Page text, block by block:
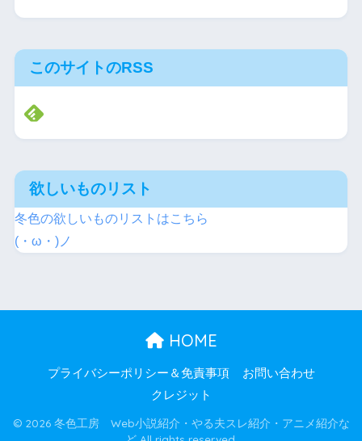
このサイトのRSS
欲しいものリスト
冬色の欲しいものリストはこちら
(・ω・)ノ
HOME
プライバシーポリシー＆免責事項
お問い合わせ
クレジット
© 2026 冬色工房 Web小説紹介・やる夫スレ紹介・アニメ紹介な